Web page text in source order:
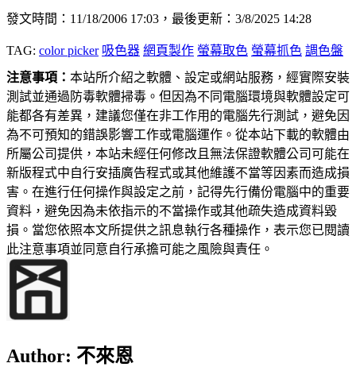
發文時間：11/18/2006 17:03，最後更新：3/8/2025 14:28
TAG: color picker 吸色器 網頁製作 螢幕取色 螢幕抓色 調色盤
注意事項： 本站所介紹之軟體、設定或網站服務，經實際安裝
測試並通過防毒軟體掃毒。但因為不同電腦環境與軟體設定可
能都各有差異，建議您僅在非工作用的電腦先行測試，避免因
為不可預知的錯誤影響工作或電腦運作。從本站下載的軟體由
所屬公司提供，本站未經任何修改且無法保證軟體公司可能在
新版程式中自行安插廣告程式或其他維護不當等因素而造成損
害。在進行任何操作與設定之前，記得先行備份電腦中的重要
資料，避免因為未依指示的不當操作或其他疏失造成資料毀
損。當您依照本文所提供之訊息執行各種操作，表示您已閱讀
此注意事項並同意自行承擔可能之風險與責任。
Author: 不來恩